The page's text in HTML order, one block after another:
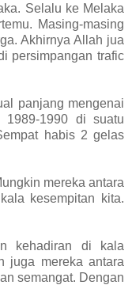
Selalu ke Melaka
Masing-masing
Akhirnya Allah jua
persimpangan trafic
panjang mengenai
1989-1990 di suatu
habis 2 gelas
mereka antara
kesempitan kita.
kehadiran di kala
juga mereka antara
semangat. Dengan